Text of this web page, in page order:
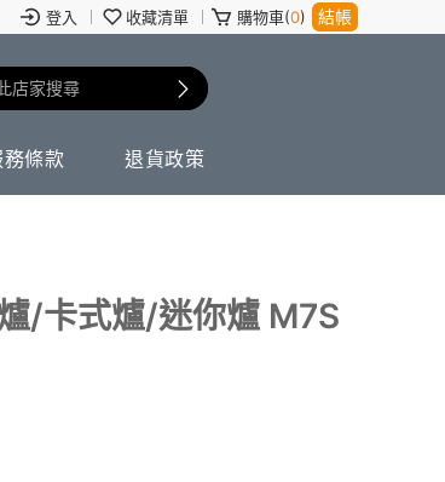
登入 收藏清單 購物車(0) 結帳
務條款 退貨政策
/卡式爐/迷你爐 M7S